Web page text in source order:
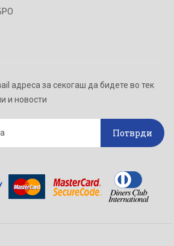
адреса за секогаш да бидете во тек
и новости
Потврди